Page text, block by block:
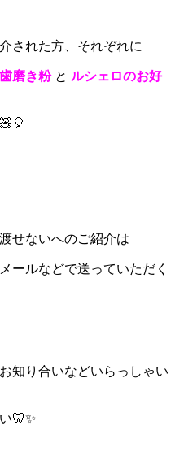
された方、それぞれに
磨き粉と ルシェロのお好
せないへのご紹介は
ールなどで送っていただく
知り合いなどいらっしゃい
🦷✨